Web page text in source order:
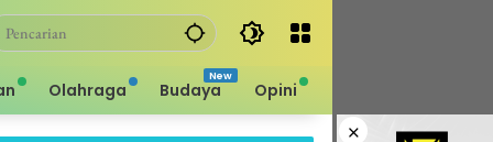
Olahraga Budaya Opini
×